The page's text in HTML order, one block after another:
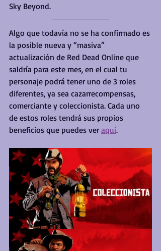
Sky Beyond.
Algo que todavía no se ha confirmado es
la posible nueva y “masiva”
actualización de Red Dead Online que
saldría para este mes, en el cual tu
personaje podrá tener uno de 3 roles
diferentes, ya sea cazarrecompensas,
comerciante y coleccionista. Cada uno
de estos roles tendrá sus propios
beneficios que puedes ver aquí.